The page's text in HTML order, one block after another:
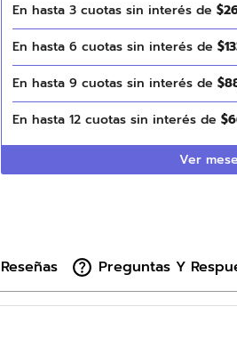
En hasta 3 cuotas sin interés de $
En hasta 6 cuotas sin interés de $
En hasta 9 cuotas sin interés de $
En hasta 12 cuotas sin interés de $
Ver
Reseñas Preguntas Y